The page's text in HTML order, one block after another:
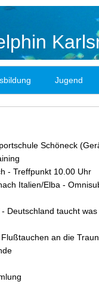
Jugend
Schöneck
- Treffpunkt 10.00 Uhr
Italien/Elba -
Deutschland taucht was
an die Traun